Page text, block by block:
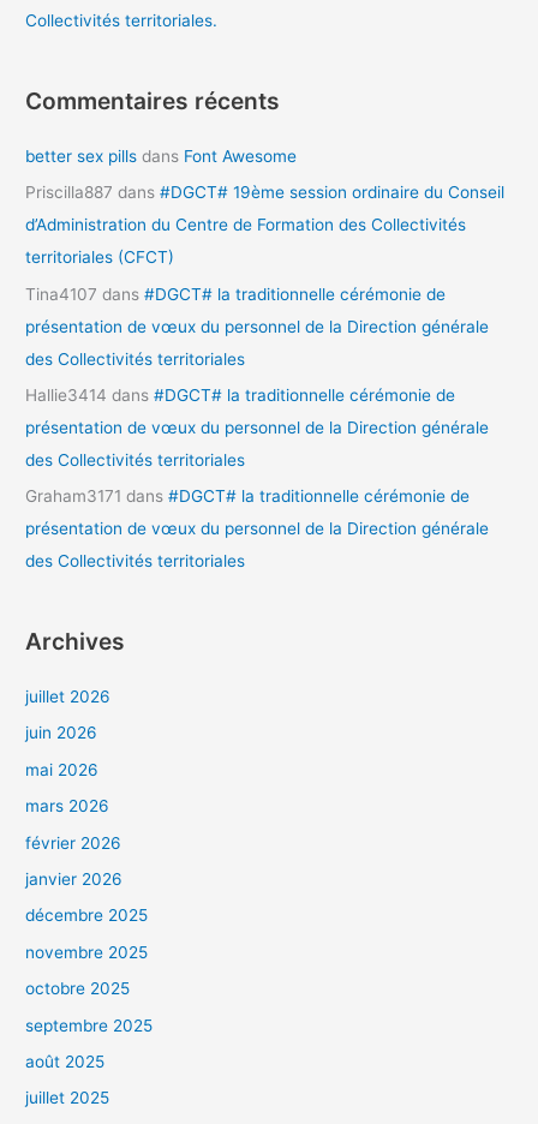
Collectivités territoriales.
Commentaires récents
better sex pills dans Font Awesome
Priscilla887 dans#DGCT# 19ème session ordinaire du Conseil
d’Administration du Centre de Formation des Collectivités
territoriales (CFCT)
Tina4107 dans#DGCT# la traditionnelle cérémonie de
présentation de vœux du personnel de la Direction générale
des Collectivités territoriales
Hallie3414 dans#DGCT# la traditionnelle cérémonie de
présentation de vœux du personnel de la Direction générale
des Collectivités territoriales
Graham3171 dans#DGCT# la traditionnelle cérémonie de
présentation de vœux du personnel de la Direction générale
des Collectivités territoriales
Archives
juillet 2026
juin 2026
mai 2026
mars 2026
février 2026
janvier 2026
décembre 2025
novembre 2025
octobre 2025
septembre 2025
août 2025
juillet 2025